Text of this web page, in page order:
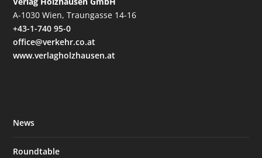
A-1030 Wien, Traungasse 14-16
+43-1-740 95-0
office@verkehr.co.at
www.verlagholzhausen.at
News
Roundtable